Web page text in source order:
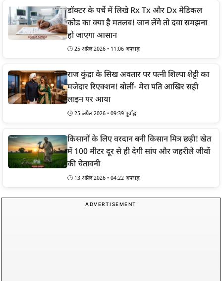
डॉक्टर के पर्चे में लिखे Rx Tx और Dx मेडिकल
कोड का क्या है मतलब! जान लेंगे तो दवा समझना
हो जाएगा आसान
🕒 25 अप्रैल 2026 • 11:06 अपराह्न
राज कुंद्रा के सिख अवतार पर पत्नी शिल्पा शेट्टी का
मजेदार रिएक्शन! बोलीं- मेरा पति आखिर सही
लाइन पर आया
🕒 25 अप्रैल 2026 • 09:39 पूर्वाह्न
किसानों के लिए वरदान बनी किसान मित्र छड़ी! खेत
में 100 मीटर दूर से ही देगी सांप और जहरीले जीवों
की चेतावनी
🕒 13 अप्रैल 2026 • 04:22 अपराह्न
ADVERTISEMENT